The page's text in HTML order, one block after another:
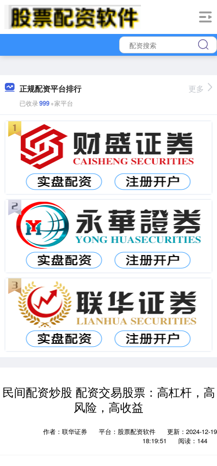
正规配资平台排行
已收录999+家平台
更多
民间配资炒股 配资交易股票：高杠杆，高
风险，高收益
作者：联华证券 平台：股票配资软件
更新：2024-12-19
18:19:51
阅读：144